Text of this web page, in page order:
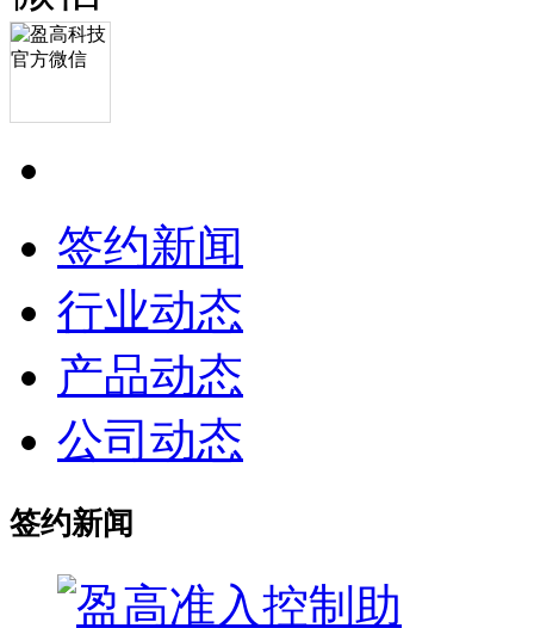
签约新闻
行业动态
产品动态
公司动态
签约新闻